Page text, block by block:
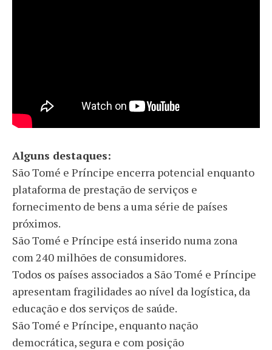
Alguns destaques:
São Tomé e Príncipe encerra potencial enquanto
plataforma de prestação de serviços e
fornecimento de bens a uma série de países
próximos.
São Tomé e Príncipe está inserido numa zona
com 240 milhões de consumidores.
Todos os países associados a São Tomé e Príncipe
apresentam fragilidades ao nível da logística, da
educação e dos serviços de saúde.
São Tomé e Príncipe, enquanto nação
democrática, segura e com posição